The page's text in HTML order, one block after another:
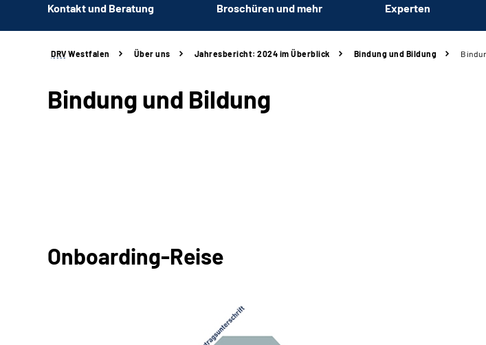
Kontakt und Beratung Broschüren und mehr Experten
DRV Westfalen Über uns Jahresbericht: 2024 im Überblick Bindung und Bildung
Bindung und Bildung
Onboarding-Reise